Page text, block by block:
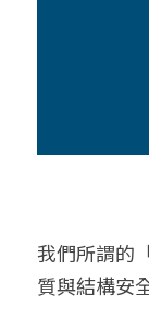
我們所謂的
質與結構安